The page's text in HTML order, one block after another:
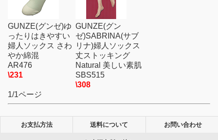
GUNZE(グンゼ)ゆ
ったりはきやすい
婦人ソックス さわ
やか綿混
AR476
\231
GUNZE(グン
ゼ)SABRINA(サブ
リナ)婦人ソックス
丈ストッキング
Natural 美しい素肌
SBS515
\308
1/1ページ
お支払方法 送料について お問い合わせ